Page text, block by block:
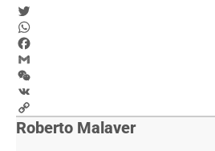
Telegram
Twitter
WhatsApp
Facebook
Gmail
WeChat
VK
Copy
Link
Roberto Malaver